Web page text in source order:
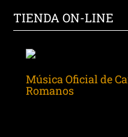
TIENDA ON-LINE
Música Oficial de
Romanos